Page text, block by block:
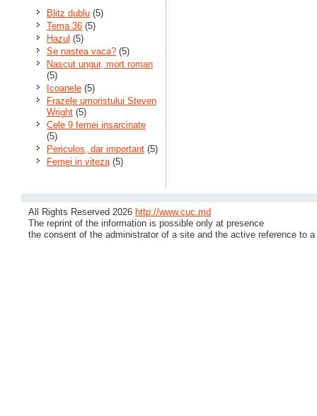
Blitz dublu (5)
Tema 36 (5)
Hazul (5)
Se nastea vaca? (5)
Nascut ungur, mort roman
(5)
Icoanele (5)
Frazele umoristului Steven
Wright (5)
Cele 9 femei insarcinate
(5)
Periculos, dar important (5)
Femei in viteza(5)
All Rights Reserved 2026 http://www.cuc.md
The reprint of the information is possible only at presence
the consent of the administrator of a site and the active reference to